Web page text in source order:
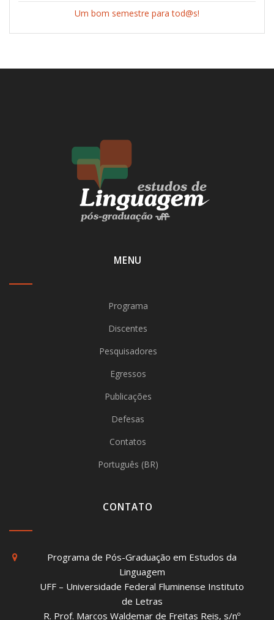
Um bom semestre para tod@s!
MENU
Programa
Discentes
Pesquisadores
Egressos
Publicações
Defesas
Contatos
Português (BR)
CONTATO
Programa de Pós-Graduação em Estudos da
Linguagem
UFF – Universidade Federal Fluminense Instituto
de Letras
R. Prof. Marcos Waldemar de Freitas Reis, s/nº